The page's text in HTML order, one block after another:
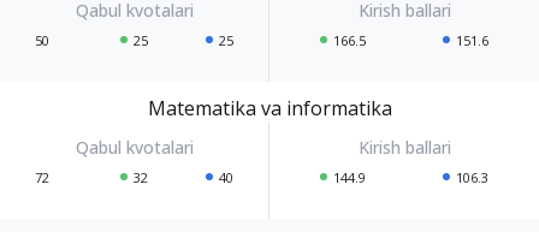
50 25 25 166.5 151.6
Matematika va informatika
72 32 40 144.9 106.3